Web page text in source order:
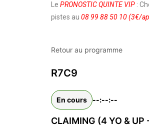
Le PRONOSTIC QUINTE VIP :
pistes au 08 99 88 50 10 (3€/
Retour au programme
R7C9
En cours --:--:--
CLAIMING (4 YO & UP